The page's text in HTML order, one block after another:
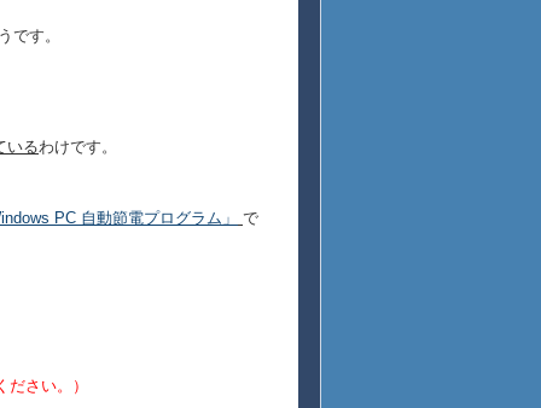
です。
いるわけです。
PC 自動節電プログラム」 で
さい。）